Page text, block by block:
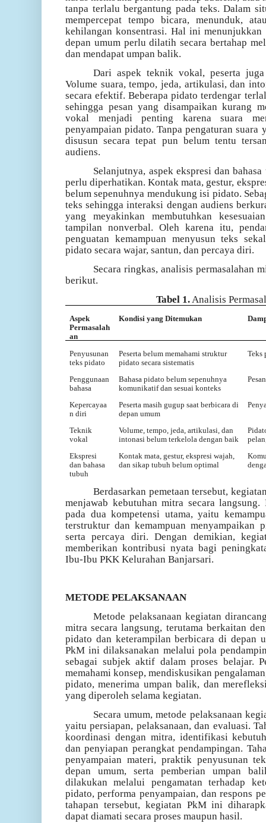
tanpa terlalu bergantung pada teks. Dalam
mempercepat tempo bicara, menunduk,
kehilangan konsentrasi. Hal ini menunjukkan
depan umum perlu dilatih secara bertahap
dan mendapat umpan balik.
Dari aspek teknik vokal, peserta juga
Volume suara, tempo, jeda, artikulasi, dan
secara efektif. Beberapa pidato terdengar
sehingga pesan yang disampaikan kurang
vokal menjadi penting karena suara
penyampaian pidato. Tanpa pengaturan
disusun secara tepat pun belum tentu
audiens.
Selanjutnya, aspek ekspresi dan
perlu diperhatikan. Kontak mata, gestur,
belum sepenuhnya mendukung isi pidato.
teks sehingga interaksi dengan audiens
yang meyakinkan membutuhkan
tampilan nonverbal. Oleh karena itu,
penguatan kemampuan menyusun teks
pidato secara wajar, santun, dan percaya diri.
Secara ringkas, analisis permasalahan
berikut.
Tabel 1.Analisis
Aspek
Permasalah
an
Kondisi yang Ditemukan
Penyusunan
teks pidato
Peserta belum memahami struktur
pidato secara sistematis
Teks
Penggunaan
bahasa
Bahasa pidato belum sepenuhnya
komunikatif dan sesuai konteks
Kepercayaa
n diri
Peserta masih gugup saat berbicara di
depan umum
Teknik
vokal
Volume, tempo, jeda, artikulasi, dan
intonasi belum terkelola dengan baik
Ekspresi
dan bahasa
tubuh
Kontak mata, gestur, ekspresi wajah,
dan sikap tubuh belum optimal
Berdasarkan pemetaan tersebut,
menjawab kebutuhan mitra secara langsung.
pada dua kompetensi utama, yaitu
terstruktur dan kemampuan menyampaikan
serta percaya diri. Dengan demikian,
memberikan kontribusi nyata bagi
Ibu-Ibu PKK Kelurahan Banjarsari.
METODE PELAKSANAAN
Metode pelaksanaan kegiatan
mitra secara langsung, terutama berkaitan
pidato dan keterampilan berbicara di depan
PkM ini dilaksanakan melalui pola
sebagai subjek aktif dalam proses belajar.
memahami konsep, mendiskusikan
pidato, menerima umpan balik, dan
yang diperoleh selama kegiatan.
Secara umum, metode pelaksanaan
yaitu persiapan, pelaksanaan, dan evaluasi.
koordinasi dengan mitra, identifikasi
dan penyiapan perangkat pendampingan.
penyampaian materi, praktik penyusunan
depan umum, serta pemberian umpan
dilakukan melalui pengamatan terhadap
pidato, performa penyampaian, dan respons
tahapan tersebut, kegiatan PkM ini
dapat diamati secara proses maupun hasil.